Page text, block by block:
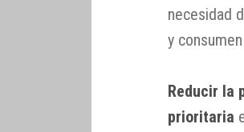
necesidad
y
Reducir la
prioritaria